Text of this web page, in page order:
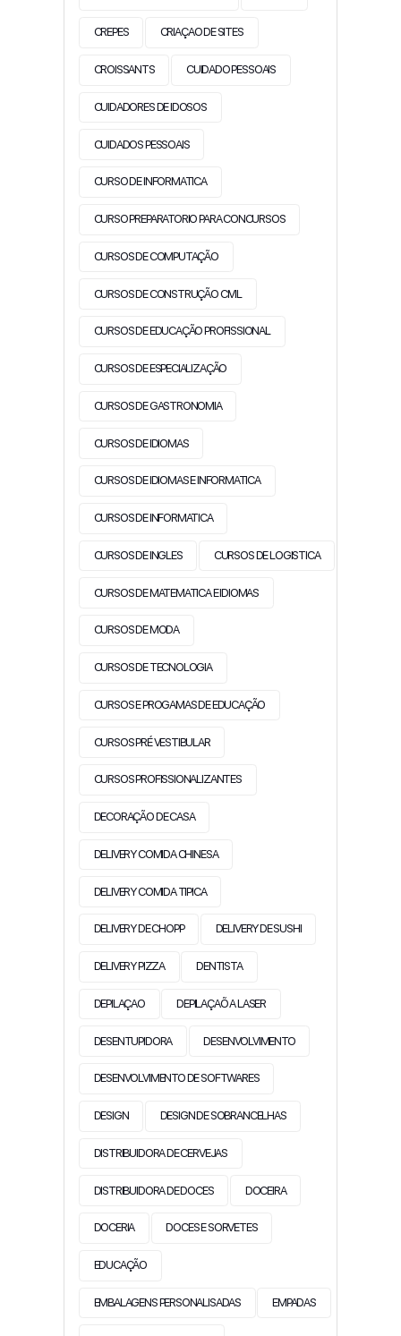
CREPES CRIAÇAO DE SITES
CROISSANTS CUIDADO PESSOAIS
CUIDADORES DE IDOSOS
CUIDADOS PESSOAIS
CURSO DE INFORMATICA
CURSO PREPARATORIO PARA CONCURSOS
CURSOS DE COMPUTAÇÃO
CURSOS DE CONSTRUÇÃO CIVIL
CURSOS DE EDUCAÇÃO PROFISSIONAL
CURSOS DE ESPECIALIZAÇÃO
CURSOS DE GASTRONOMIA
CURSOS DE IDIOMAS
CURSOS DE IDIOMAS E INFORMATICA
CURSOS DE INFORMATICA
CURSOS DE INGLES CURSOS DE LOGISTICA
CURSOS DE MATEMATICA E IDIOMAS
CURSOS DE MODA
CURSOS DE TECNOLOGIA
CURSOS E PROGAMAS DE EDUCAÇÃO
CURSOS PRÉ VESTIBULAR
CURSOS PROFISSIONALIZANTES
DECORAÇÃO DE CASA
DELIVERY COMIDA CHINESA
DELIVERY COMIDA TIPICA
DELIVERY DE CHOPP DELIVERY DE SUSHI
DELIVERY PIZZA DENTISTA
DEPILAÇAO DEPILAÇAÕ A LASER
DESENTUPIDORA DESENVOLVIMENTO
DESENVOLVIMENTO DE SOFTWARES
DESIGN DESIGN DE SOBRANCELHAS
DISTRIBUIDORA DE CERVEJAS
DISTRIBUIDORA DE DOCES DOCEIRA
DOCERIA DOCES E SORVETES
EDUCAÇÃO
EMBALAGENS PERSONALISADAS EMPADAS